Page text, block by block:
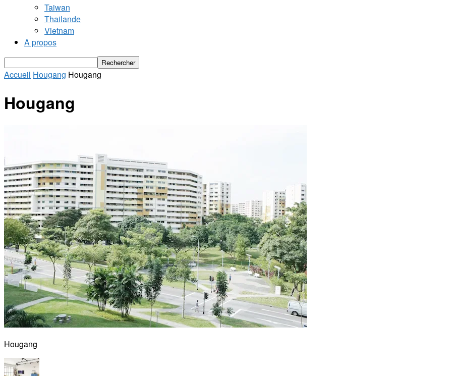
Taiwan
Thailande
Vietnam
A propos
Accueil Hougang Hougang
Hougang
Hougang